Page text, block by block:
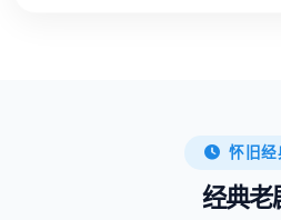
怀旧经
经典老